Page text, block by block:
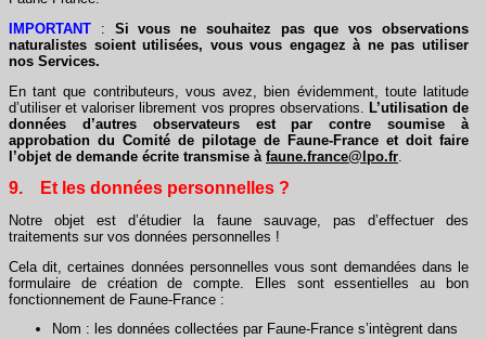
IMPORTANT
: Si vous ne souhaitez pas que vos observations
naturalistes soient utilisées, vous vous engagez à ne pas utiliser
nos Services.
En tant que contributeurs, vous avez, bien évidemment, toute latitude
d’utiliser et valoriser librement vos propres observations.
L’utilisation de
données d’autres observateurs est par contre soumise à
approbation du Comité de pilotage de Faune-France et doit faire
l’objet de demande écrite transmise à faune.france@lpo.fr
9. Et les données personnelles ?
Notre objet est d’étudier la faune sauvage, pas d’effectuer des
traitements sur vos données personnelles !
Cela dit, certaines données personnelles vous sont demandées dans le
formulaire de création de compte. Elles sont essentielles au bon
fonctionnement de Faune-France :
Nom : les données collectées par Faune-France s’intègrent dans